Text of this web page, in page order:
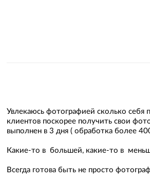
Увлекаюсь фотографией сколько
клиентов поскорее получить свои
выполнен в 3 дня ( обработка более
Какие-то в большей, какие-то в
Всегда готова быть не просто